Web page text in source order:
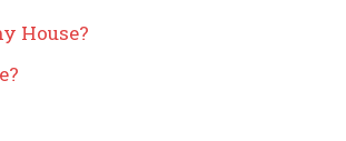
House?